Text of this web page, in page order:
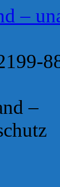
–